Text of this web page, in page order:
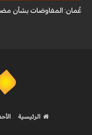
عُمان: المفاوضات بشأن
الرئيسية